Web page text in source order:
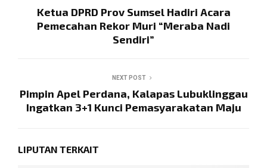
Ketua DPRD Prov Sumsel Hadiri Acara
Pemecahan Rekor Muri “Meraba Nadi
Sendiri”
NEXT POST
Pimpin Apel Perdana, Kalapas Lubuklinggau
Ingatkan 3+1 Kunci Pemasyarakatan Maju
LIPUTAN TERKAIT